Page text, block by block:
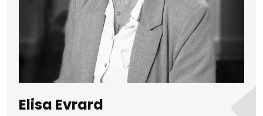
Elisa Evrard